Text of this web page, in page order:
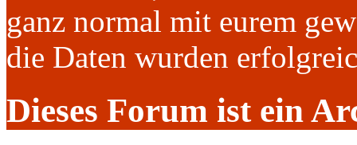
ganz normal mit eurem
die Daten wurden
Dieses Forum ist ein